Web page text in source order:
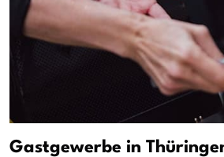
Gastgewerbe in